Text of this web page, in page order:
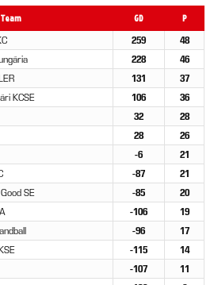
Team GD P
259
48
228
46
131
37
KCSE 106
36
32
28
28
26
-6
21
-87
21
SE -85
20
-106
19
-96
17
-115
14
-107
11